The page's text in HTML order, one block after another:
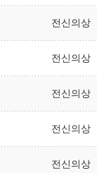
전신의상
전신의상
전신의상
전신의상
전신의상